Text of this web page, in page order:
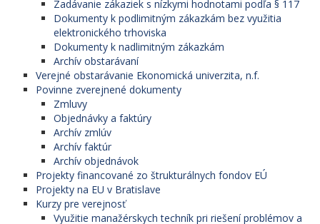
Zadávanie zákaziek s nízkymi hodnotami podľa § 117
Dokumenty k podlimitným zákazkám bez využitia
elektronického trhoviska
Dokumenty k nadlimitným zákazkám
Archív obstarávaní
Verejné obstarávanie Ekonomická univerzita, n.f.
Povinne zverejnené dokumenty
Zmluvy
Objednávky a faktúry
Archív zmlúv
Archív faktúr
Archív objednávok
Projekty financované zo štrukturálnych fondov EÚ
Projekty na EU v Bratislave
Kurzy pre verejnosť
Využitie manažérskych techník pri riešení problémov a